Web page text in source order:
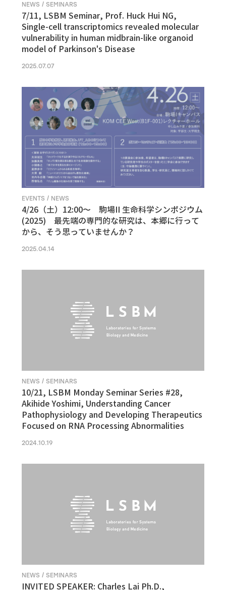
NEWS / SEMINARS
7/11, LSBM Seminar, Prof. Huck Hui NG,
Single-cell transcriptomics revealed molecular
vulnerability in human midbrain-like organoid
model of Parkinson's Disease
2025.07.07
EVENTS / NEWS
4/26（土）12:00〜 駒場II 生命科学シンポジウム
(2025) 最先端の専門的な研究は、本郷に行って
から、そう思っていませんか？
2025.04.14
NEWS / SEMINARS
10/21, LSBM Monday Seminar Series #28,
Akihide Yoshimi, Understanding Cancer
Pathophysiology and Developing Therapeutics
Focused on RNA Processing Abnormalities
2024.10.19
NEWS / SEMINARS
INVITED SPEAKER: Charles Lai Ph.D.,